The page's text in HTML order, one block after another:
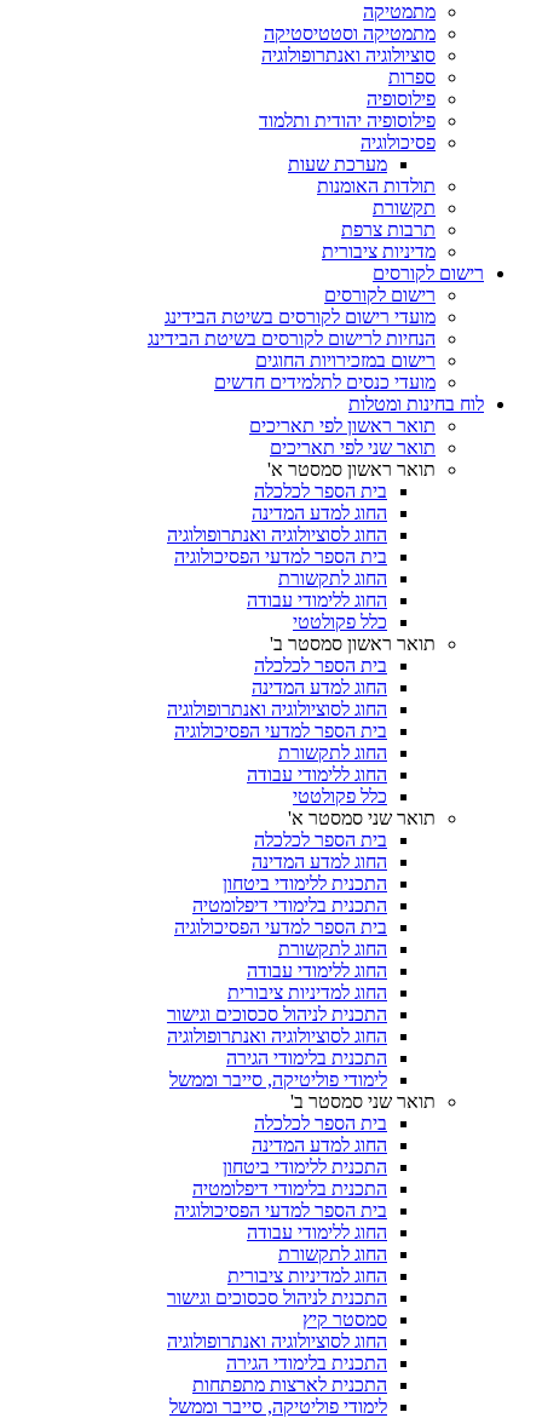
מתמטיקה
מתמטיקה וסטטיסטיקה
סוציולוגיה ואנתרופולוגיה
ספרות
פילוסופיה
פילוסופיה יהודית ותלמוד
פסיכולוגיה
מערכת שעות
תולדות האומנות
תקשורת
תרבות צרפת
מדיניות ציבורית
רישום לקורסים
רישום לקורסים
מועדי רישום לקורסים בשיטת הבידינג
הנחיות לרישום לקורסים בשיטת הבידינג
רישום במזכירויות החוגים
מועדי כנסים לתלמידים חדשים
לוח בחינות ומטלות
תואר ראשון לפי תאריכים
תואר שני לפי תאריכים
תואר ראשון סמסטר א'
בית הספר לכלכלה
החוג למדע המדינה
החוג לסוציולוגיה ואנתרופולוגיה
בית הספר למדעי הפסיכולוגיה
החוג לתקשורת
החוג ללימודי עבודה
כלל פקולטטי
תואר ראשון סמסטר ב'
בית הספר לכלכלה
החוג למדע המדינה
החוג לסוציולוגיה ואנתרופולוגיה
בית הספר למדעי הפסיכולוגיה
החוג לתקשורת
החוג ללימודי עבודה
כלל פקולטטי
תואר שני סמסטר א'
בית הספר לכלכלה
החוג למדע המדינה
התכנית ללימודי ביטחון
התכנית בלימודי דיפלומטיה
בית הספר למדעי הפסיכולוגיה
החוג לתקשורת
החוג ללימודי עבודה
החוג למדיניות ציבורית
התכנית לניהול סכסוכים וגישור
החוג לסוציולוגיה ואנתרופולוגיה
התכנית בלימודי הגירה
לימודי פוליטיקה, סייבר וממשל
תואר שני סמסטר ב'
בית הספר לכלכלה
החוג למדע המדינה
התכנית ללימודי ביטחון
התכנית בלימודי דיפלומטיה
בית הספר למדעי הפסיכולוגיה
החוג ללימודי עבודה
החוג לתקשורת
החוג למדיניות ציבורית
התכנית לניהול סכסוכים וגישור
סמסטר קיץ
החוג לסוציולוגיה ואנתרופולוגיה
התכנית בלימודי הגירה
התכנית לארצות מתפתחות
לימודי פוליטיקה, סייבר וממשל